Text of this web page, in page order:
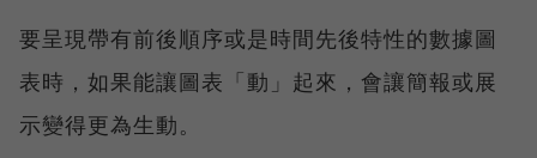
要呈現帶有前後順序或是時間先後特性的數據圖
表時，如果能讓圖表「動」起來，會讓簡報或展
示變得更為生動。